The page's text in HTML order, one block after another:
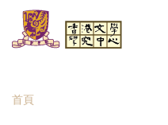
移至主內容
您在這裡
首頁